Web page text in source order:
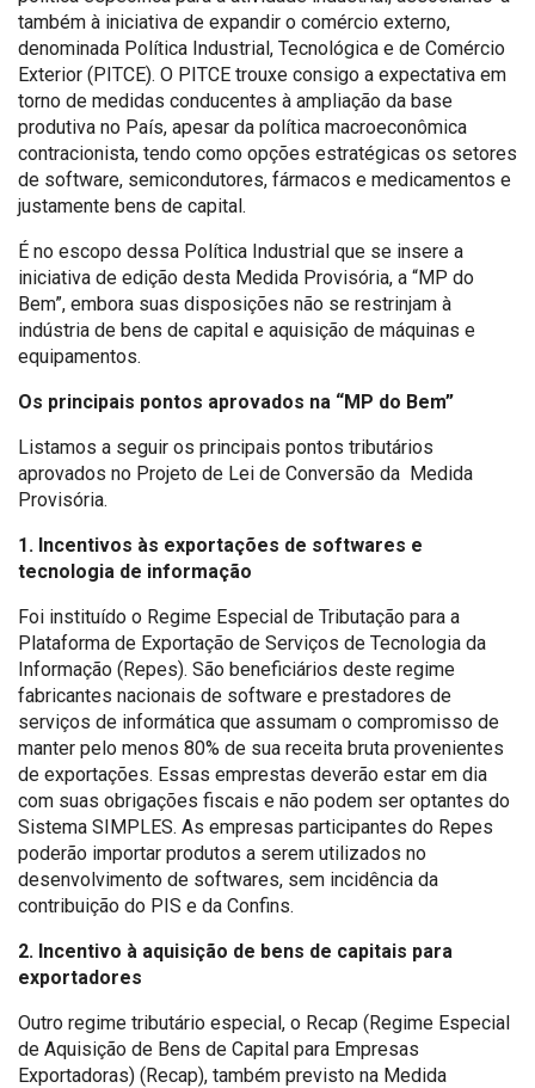
também à iniciativa de expandir o comércio externo,
denominada Política Industrial, Tecnológica e de Comércio
Exterior (PITCE). O PITCE trouxe consigo a expectativa em
torno de medidas conducentes à ampliação da base
produtiva no País, apesar da política macroeconômica
contracionista, tendo como opções estratégicas os setores
de software, semicondutores, fármacos e medicamentos e
justamente bens de capital.
É no escopo dessa Política Industrial que se insere a
iniciativa de edição desta Medida Provisória, a “MP do
Bem”, embora suas disposições não se restrinjam à
indústria de bens de capital e aquisição de máquinas e
equipamentos.
Os principais pontos aprovados na “MP do Bem”
Listamos a seguir os principais pontos tributários
aprovados no Projeto de Lei de Conversão da Medida
Provisória.
1. Incentivos às exportações de softwares e
tecnologia de informação
Foi instituído o Regime Especial de Tributação para a
Plataforma de Exportação de Serviços de Tecnologia da
Informação (Repes). São beneficiários deste regime
fabricantes nacionais de software e prestadores de
serviços de informática que assumam o compromisso de
manter pelo menos 80% de sua receita bruta provenientes
de exportações. Essas emprestas deverão estar em dia
com suas obrigações fiscais e não podem ser optantes do
Sistema SIMPLES. As empresas participantes do Repes
poderão importar produtos a serem utilizados no
desenvolvimento de softwares, sem incidência da
contribuição do PIS e da Confins.
2. Incentivo à aquisição de bens de capitais para
exportadores
Outro regime tributário especial, o Recap (Regime Especial
de Aquisição de Bens de Capital para Empresas
Exportadoras) (Recap), também previsto na Medida